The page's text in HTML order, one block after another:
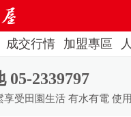
成交行情 加盟專區
05-2339797